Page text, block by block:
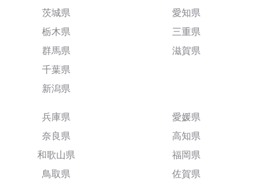
茨城県
栃木県
群馬県
千葉県
新潟県
愛知県
三重県
滋賀県
兵庫県
奈良県
和歌山県
鳥取県
愛媛県
高知県
福岡県
佐賀県